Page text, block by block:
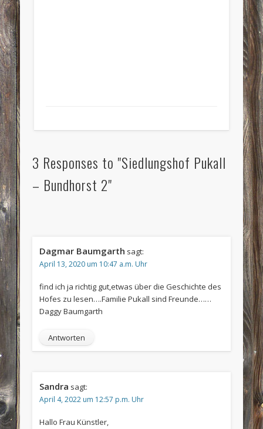
3 Responses to "Siedlungshof Pukall
– Bundhorst 2"
Dagmar Baumgarth sagt:
April 13, 2020 um 10:47 a.m. Uhr
find ich ja richtig gut,etwas über die Geschichte des
Hofes zu lesen….Familie Pukall sind Freunde……
Daggy Baumgarth
Antworten
Sandra sagt:
April 4, 2022 um 12:57 p.m. Uhr
Hallo Frau Künstler,